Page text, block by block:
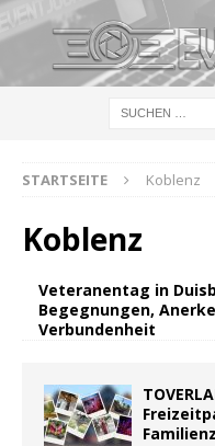
STARTSEITE Koblenz
Koblenz
Veteranentag in
Begegnungen,
Verbundenheit